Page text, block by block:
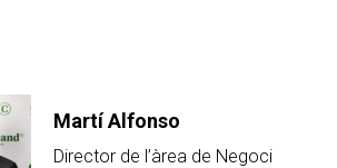
Martí Alfonso
Director de l’àrea de Negoci